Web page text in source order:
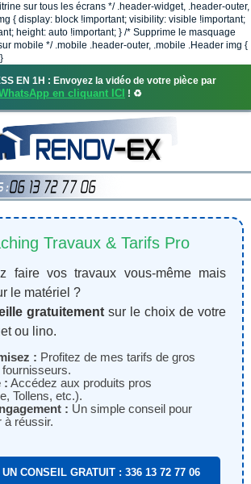
sur tous les écrans */ .header-widget, .header-outer,
{ display: block !important; visibility: visible !important;
height: auto !important; } /* Supprime le masquage
mobile */ .mobile .header-outer, .mobile .Header img {
EN 1H : Envoyez la vidéo de votre pièce par
en cliquant ICI ! ♻️
Travaux & Tarifs Pro
faire vos travaux vous-même mais
le matériel ?
gratuitementsur le choix de votre
ou lino.
: Profitez de mes tarifs de gros
: Accédez aux produits pros
Tollens, etc.).
: Un simple conseil pour
à réussir.
UN CONSEIL GRATUIT : 336 13 72 77 06